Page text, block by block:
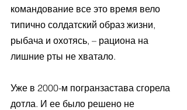
командование все это время вело
типично солдатский образ жизни,
рыбача и охотясь, – рациона на
лишние рты не хватало.
Уже в 2000-м погранзастава сгорела
дотла. И ее было решено не